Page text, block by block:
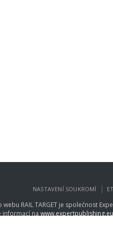
NASTAVENÍ SOUKROMÍ |
RAIL TARGET je společnost
informací nawww.expertpublishing.eu